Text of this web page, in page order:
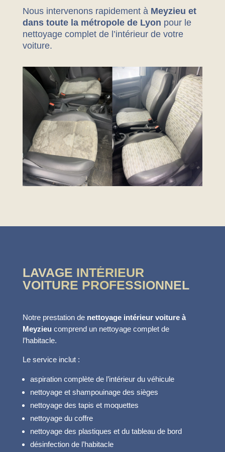
Nous intervenons rapidement à Meyzieu et
dans toute la métropole de Lyon pour le
nettoyage complet de l’intérieur de votre
voiture.
LAVAGE INTÉRIEUR
VOITURE PROFESSIONNEL
Notre prestation de nettoyage intérieur voiture à
Meyzieu comprend un nettoyage complet de
l’habitacle.
Le service inclut :
aspiration complète de l’intérieur du véhicule
nettoyage et shampouinage des sièges
nettoyage des tapis et moquettes
nettoyage du coffre
nettoyage des plastiques et du tableau de bord
désinfection de l’habitacle